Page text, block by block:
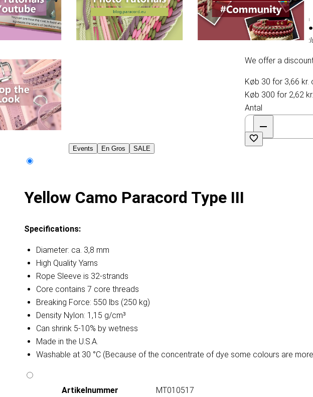
Events En Gros SALE
4,11 kr.
Inklusive moms,
We offer a
Køb 30 for 3,66 kr.
Køb 300 for 2,62
Antal
Yellow Camo Paracord Type III
Specifications:
Diameter: ca. 3,8 mm
High Quality Yarns
Rope Sleeve is 32-strands
Core contains 7 core threads
Breaking Force: 550 lbs (250 kg)
Density Nylon: 1,15 g/cm³
Can shrink 5-10% by wetness
Made in the U.S.A.
Washable at 30 °C (Because of the concentrate of dye some colours are
Artikelnummer
MT010517